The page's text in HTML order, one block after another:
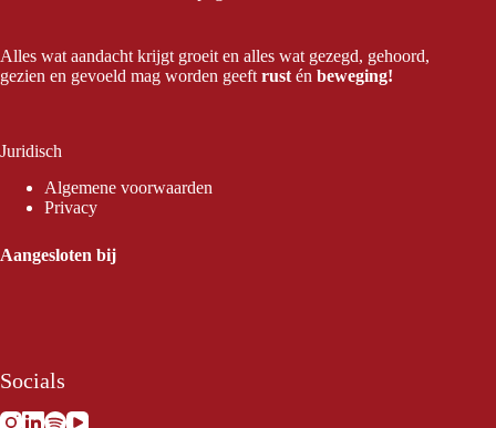
Alles wat aandacht krijgt groeit en alles wat gezegd, gehoord,
gezien en gevoeld mag worden geeftrustén beweging!
Juridisch
Algemene voorwaarden
Privacy
Aangesloten bij
Socials